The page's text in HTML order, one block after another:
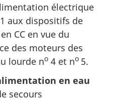
électrique
aux dispositifs de
CC en vue du
des moteurs des
lourde no 4 et no 5.
en eau
secours